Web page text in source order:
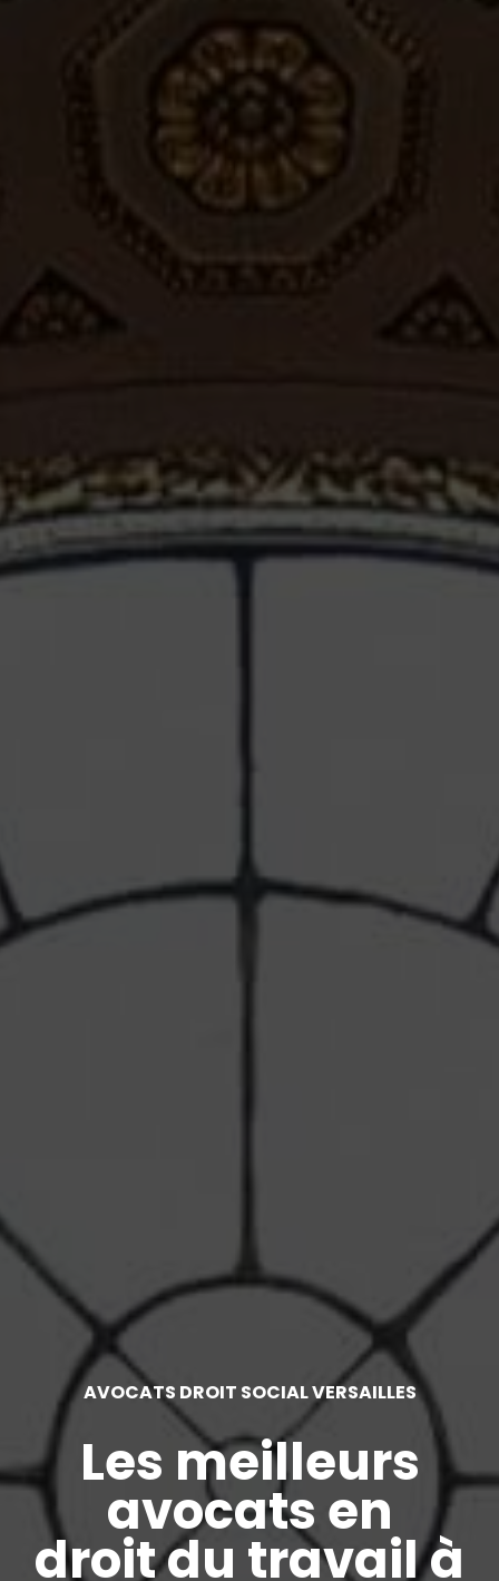
AVOCATS DROIT SOCIAL VERSAILLES
Les meilleurs
avocats en
droit du travail à